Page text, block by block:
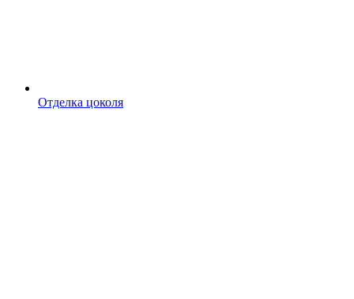
Отделка цоколя